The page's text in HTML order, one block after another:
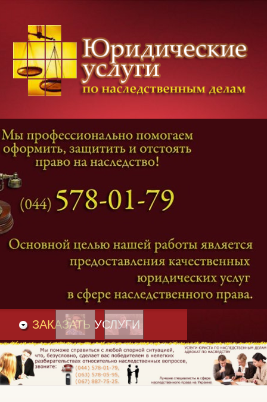
Категории дел
Наследование и Завещание
Оформление наследства
Оспаривание наследства
Адвокат наследственные дела
и Вакансии
ЗАКАЗАТЬ УСЛУГИ